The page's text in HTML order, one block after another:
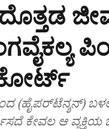
(ಹೈಪರ್‌ಟೆನ್ಶನ್)
ಕೇವಲ ಆ ವ್ಯಕ್ತಿಯ